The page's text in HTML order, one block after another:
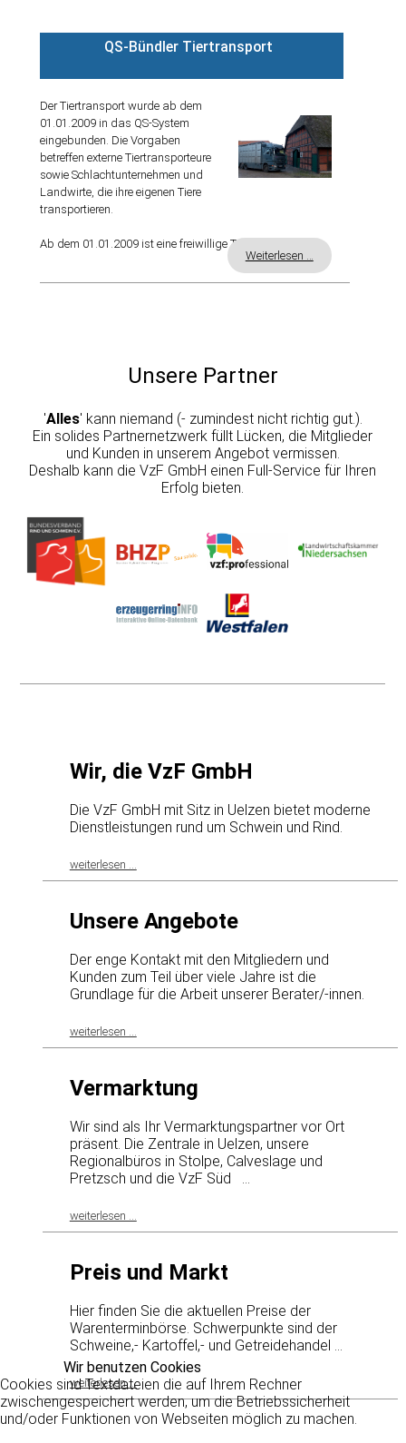
QS-Bündler Tiertransport
Der Tiertransport wurde ab dem
01.01.2009 in das QS-System
eingebunden. Die Vorgaben
betreffen externe Tiertransporteure
sowie Schlachtunternehmen und
Landwirte, die ihre eigenen Tiere
transportieren.
Ab dem 01.01.2009 ist eine freiwillige Teilnahme für
Weiterlesen …
Unsere Partner
'Alles' kann niemand (- zumindest nicht richtig gut.).
Ein solides Partnernetzwerk füllt Lücken, die Mitglieder
und Kunden in unserem Angebot vermissen.
Deshalb kann die VzF GmbH einen Full-Service für Ihren
Erfolg bieten.
Wir, die VzF GmbH
Die VzF GmbH mit Sitz in Uelzen bietet moderne
Dienstleistungen rund um Schwein und Rind.
weiterlesen ...
Unsere Angebote
Der enge Kontakt mit den Mitgliedern und
Kunden zum Teil über viele Jahre ist die
Grundlage für die Arbeit unserer Berater/-innen.
weiterlesen ...
Vermarktung
Wir sind als Ihr Vermarktungspartner vor Ort
präsent. Die Zentrale in Uelzen, unsere
Regionalbüros in Stolpe, Calveslage und
Pretzsch und die VzF Süd ...
weiterlesen ...
Preis und Markt
Hier finden Sie die aktuellen Preise der
Warenterminbörse. Schwerpunkte sind der
Schweine,- Kartoffel,- und Getreidehandel ...
weiterlesen ...
Wir benutzen Cookies
Cookies sind Textdateien die auf Ihrem Rechner
zwischengespeichert werden, um die Betriebssicherheit
und/oder Funktionen von Webseiten möglich zu machen.